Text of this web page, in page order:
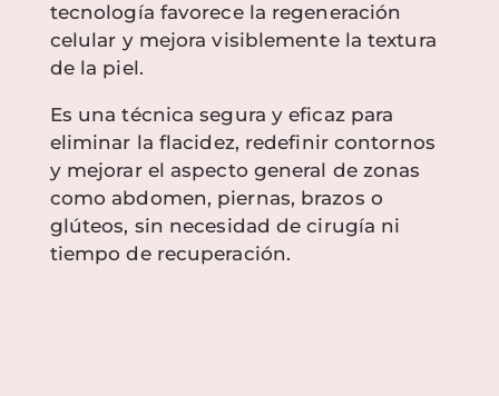
tecnología favorece la regeneración
celular y mejora visiblemente la textura
de la piel.
Es una técnica segura y eficaz para
eliminar la flacidez, redefinir contornos
y mejorar el aspecto general de zonas
como abdomen, piernas, brazos o
glúteos, sin necesidad de cirugía ni
tiempo de recuperación.